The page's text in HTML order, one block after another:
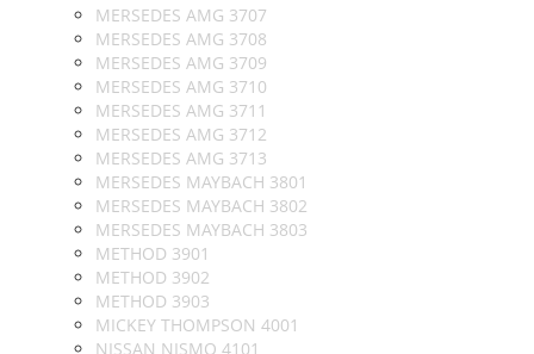
MERSEDES AMG 3707
MERSEDES AMG 3708
MERSEDES AMG 3709
MERSEDES AMG 3710
MERSEDES AMG 3711
MERSEDES AMG 3712
MERSEDES AMG 3713
MERSEDES MAYBACH 3801
MERSEDES MAYBACH 3802
MERSEDES MAYBACH 3803
METHOD 3901
METHOD 3902
METHOD 3903
MICKEY THOMPSON 4001
NISSAN NISMO 4101